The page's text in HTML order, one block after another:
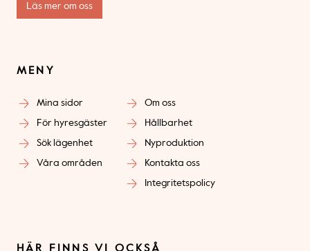
Läs mer om oss
MENY
Mina sidor
För hyresgäster
Sök lägenhet
Våra områden
Om oss
Hållbarhet
Nyproduktion
Kontakta oss
Integritetspolicy